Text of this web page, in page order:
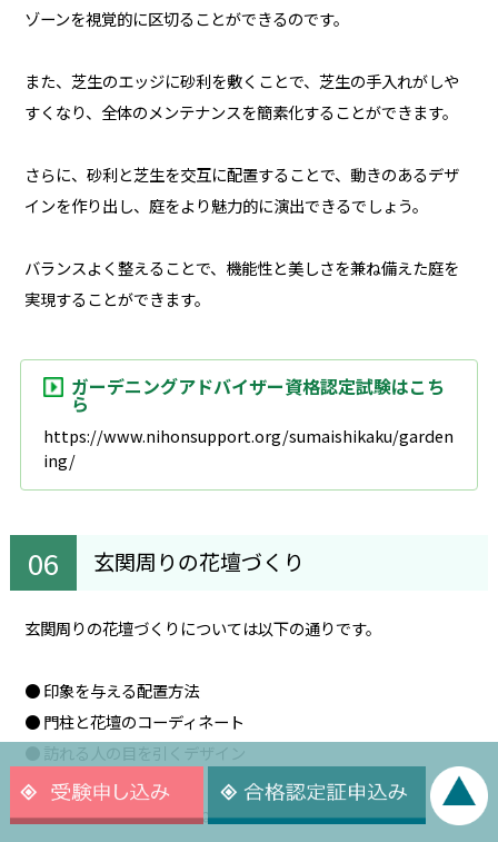
ゾーンを視覚的に区切ることができるのです。
また、芝生のエッジに砂利を敷くことで、芝生の手入れがしや
すくなり、全体のメンテナンスを簡素化することができます。
さらに、砂利と芝生を交互に配置することで、動きのあるデザ
インを作り出し、庭をより魅力的に演出できるでしょう。
バランスよく整えることで、機能性と美しさを兼ね備えた庭を
実現することができます。
ガーデニングアドバイザー資格認定試験はこち
ら
https://www.nihonsupport.org/sumaishikaku/garden
ing/
玄関周りの花壇づくり
玄関周りの花壇づくりについては以下の通りです。
● 印象を与える配置方法
● 門柱と花壇のコーディネート
● 訪れる人の目を引くデザイン
順番に解説していきますね。